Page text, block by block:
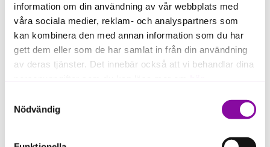
information om din användning av vår webbplats med
våra sociala medier, reklam- och analyspartners som
kan kombinera den med annan information som du har
gett dem eller som de har samlat in från din användning
av deras tjänster. Det innebär också att vi behandlar dina
Om du klickar på avvisa kommer användning av kakor
eller delning av information enligt ovan, inte att ske,
förutom för kakor som är nödvändiga för att hemsidan
Nödvändig
För att lyckas att inkludera nya
ledamöter och byta ut tidigare, utan
någon större dramatik är det viktigt att
skapa tydliga roller och ge ledamoten
rätt förväntansbild och kravbild. Detta
god tid. Här tycker jag att Poolwater
också utifrån bolagets bästa och inte